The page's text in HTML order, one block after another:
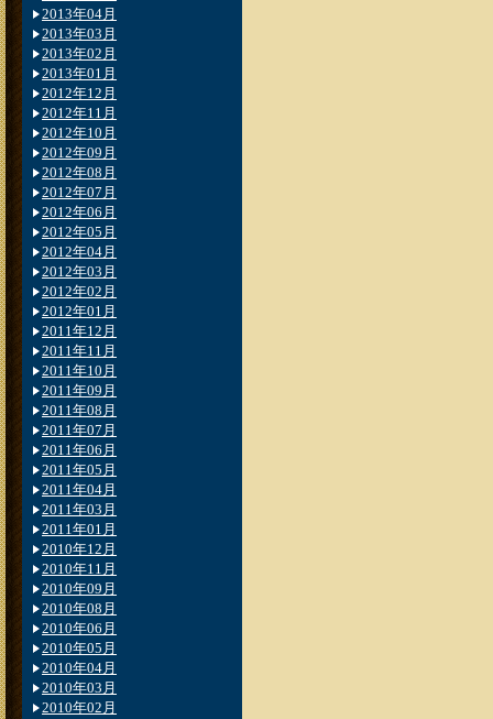
2013年04月
2013年03月
2013年02月
2013年01月
2012年12月
2012年11月
2012年10月
2012年09月
2012年08月
2012年07月
2012年06月
2012年05月
2012年04月
2012年03月
2012年02月
2012年01月
2011年12月
2011年11月
2011年10月
2011年09月
2011年08月
2011年07月
2011年06月
2011年05月
2011年04月
2011年03月
2011年01月
2010年12月
2010年11月
2010年09月
2010年08月
2010年06月
2010年05月
2010年04月
2010年03月
2010年02月